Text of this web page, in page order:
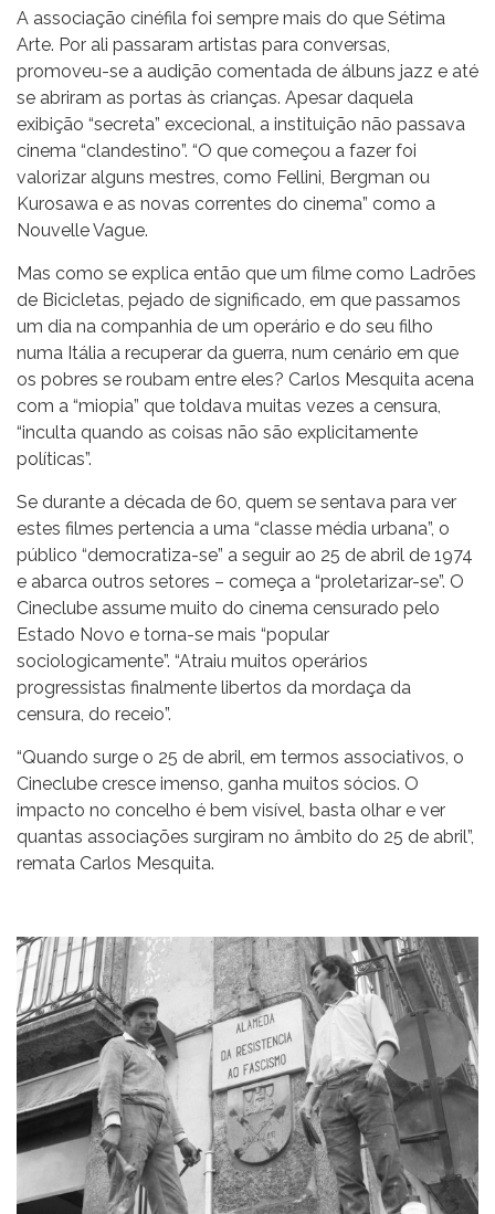
A associação cinéfila foi sempre mais do que Sétima
Arte. Por ali passaram artistas para conversas,
promoveu-se a audição comentada de álbuns jazz e até
se abriram as portas às crianças. Apesar daquela
exibição “secreta” excecional, a instituição não passava
cinema “clandestino”. “O que começou a fazer foi
valorizar alguns mestres, como Fellini, Bergman ou
Kurosawa e as novas correntes do cinema” como a
Nouvelle Vague.
Mas como se explica então que um filme como Ladrões
de Bicicletas, pejado de significado, em que passamos
um dia na companhia de um operário e do seu filho
numa Itália a recuperar da guerra, num cenário em que
os pobres se roubam entre eles? Carlos Mesquita acena
com a “miopia” que toldava muitas vezes a censura,
“inculta quando as coisas não são explicitamente
políticas”.
Se durante a década de 60, quem se sentava para ver
estes filmes pertencia a uma “classe média urbana”, o
público “democratiza-se” a seguir ao 25 de abril de 1974
e abarca outros setores – começa a “proletarizar-se”. O
Cineclube assume muito do cinema censurado pelo
Estado Novo e torna-se mais “popular
sociologicamente”. “Atraiu muitos operários
progressistas finalmente libertos da mordaça da
censura, do receio”.
“Quando surge o 25 de abril, em termos associativos, o
Cineclube cresce imenso, ganha muitos sócios. O
impacto no concelho é bem visível, basta olhar e ver
quantas associações surgiram no âmbito do 25 de abril”,
remata Carlos Mesquita.